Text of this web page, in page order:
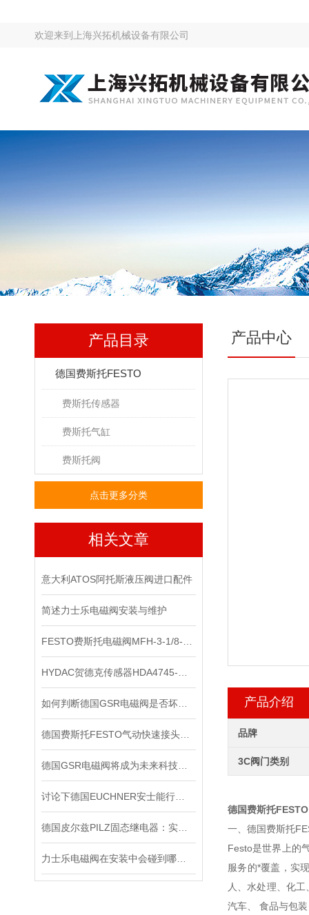
欢迎来到 上海兴拓机械设备有限公司
产品目录
德国费斯托FESTO
费斯托传感器
费斯托气缸
费斯托阀
点击更多分类
相关文章
意大利ATOS阿托斯液压阀进口配件
简述力士乐电磁阀安装与维护
产品中心
产品介绍
品牌
3C阀门类别
德国费斯托
一、德国费斯托
Festo是世界上的
服务的*覆盖，实
人、水处理、化
汽车、 食品与包